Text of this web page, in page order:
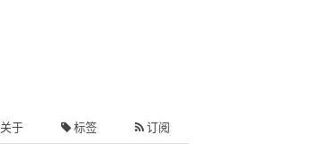
于 标签 订阅